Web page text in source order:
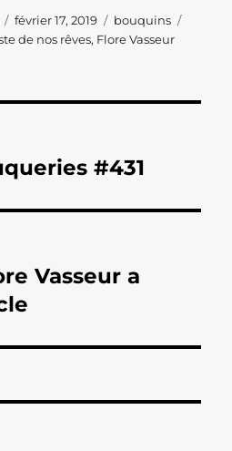
Publié
le
février 17, 2019 Catégories
bouquins
de nos rêves, Flore Vasseur
#431
Vasseur a